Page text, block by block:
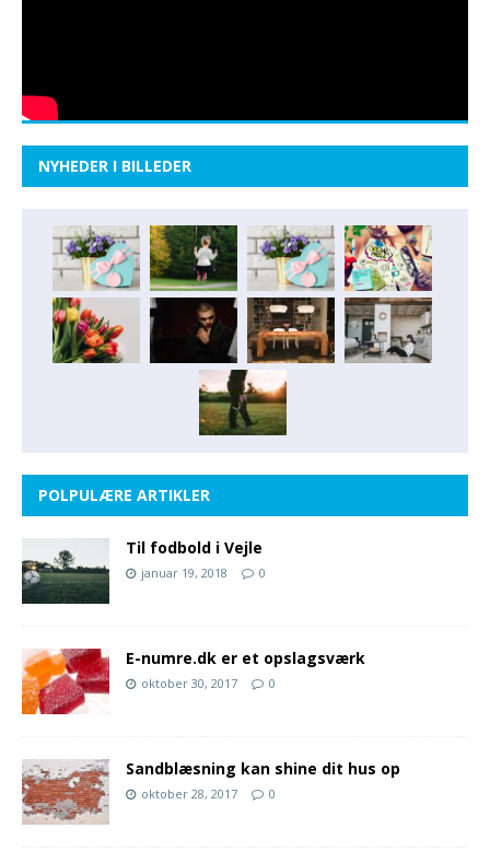
NYHEDER I BILLEDER
POLPULÆRE ARTIKLER
Til fodbold i Vejle
januar 19, 2018 0
E-numre.dk er et opslagsværk
oktober 30, 2017 0
Sandblæsning kan shine dit hus op
oktober 28, 2017 0